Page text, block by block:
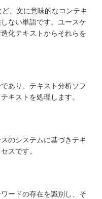
ど、文に意味的なコンテキ
ない単語です。ユースケ
化テキストからそれらを
あり、テキスト分析ソフ
キストを処理します。
のシステムに基づきテキ
スです。
ードの存在を識別し、そ